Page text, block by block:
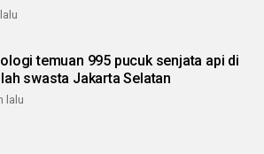
temuan 995 pucuk senjata api di
swasta Jakarta Selatan
lalu